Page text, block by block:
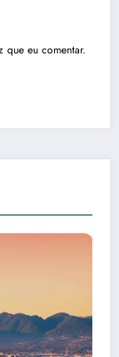
que eu comentar.